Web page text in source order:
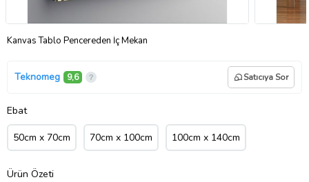
Kanvas Tablo Pencereden İç Mekan
Teknomeg 9,6 Satıcıya Sor
Ebat
50cm x 70cm 70cm x 100cm 100cm x 140cm
Ürün Özeti